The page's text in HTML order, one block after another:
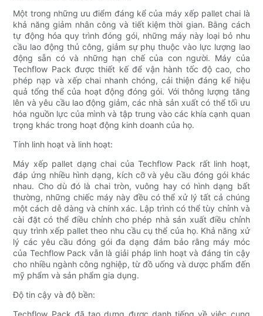
Một trong những ưu điểm đáng kể của máy xếp pallet chai là
khả năng giảm nhân công và tiết kiệm thời gian. Bằng cách
tự động hóa quy trình đóng gói, những máy này loại bỏ nhu
cầu lao động thủ công, giảm sự phụ thuộc vào lực lượng lao
động sẵn có và những hạn chế của con người. Máy của
Techflow Pack được thiết kế để vận hành tốc độ cao, cho
phép nạp và xếp chai nhanh chóng, cải thiện đáng kể hiệu
quả tổng thể của hoạt động đóng gói. Với thông lượng tăng
lên và yêu cầu lao động giảm, các nhà sản xuất có thể tối ưu
hóa nguồn lực của mình và tập trung vào các khía cạnh quan
trọng khác trong hoạt động kinh doanh của họ.
Tính linh hoạt và linh hoạt:
Máy xếp pallet dạng chai của Techflow Pack rất linh hoạt,
đáp ứng nhiều hình dạng, kích cỡ và yêu cầu đóng gói khác
nhau. Cho dù đó là chai tròn, vuông hay có hình dạng bất
thường, những chiếc máy này đều có thể xử lý tất cả chúng
một cách dễ dàng và chính xác. Lập trình có thể tùy chỉnh và
cài đặt có thể điều chỉnh cho phép nhà sản xuất điều chỉnh
quy trình xếp pallet theo nhu cầu cụ thể của họ. Khả năng xử
lý các yêu cầu đóng gói đa dạng đảm bảo rằng máy móc
của Techflow Pack vẫn là giải pháp linh hoạt và đáng tin cậy
cho nhiều ngành công nghiệp, từ đồ uống và dược phẩm đến
mỹ phẩm và sản phẩm gia dụng.
Độ tin cậy và độ bền: